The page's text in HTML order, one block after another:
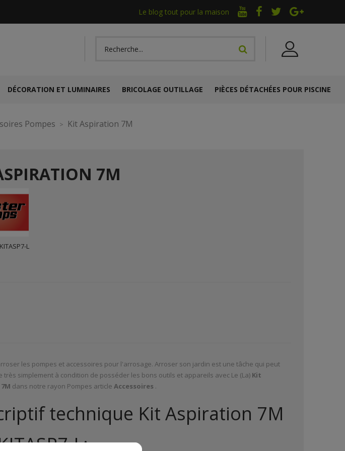
Le blog tout pour la maison
DÉCORATION ET LUMINAIRES BRICOLAGE OUTILLAGE PIÈCES DÉTACHÉES POUR PISCINE
Pompes Kit Aspiration 7M
7M
KITASP7-L
les pompes et accessoires pour l'arrosage. Arroser son jardin est une tâche qui peut
très simplement à condition de posséder les bons outils et appareils avec Le (La) Kit
dans notre rayon Pompes articleAccessoires .
technique Kit Aspiration 7M
L: